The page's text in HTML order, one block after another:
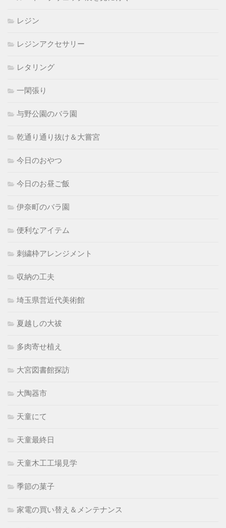
レジン
レジンアクセサリー
レタリング
一閑張り
与野公園のバラ園
乾通り通り抜け＆大嘗宮
今日のおやつ
今日のお昼ご飯
伊奈町のバラ園
便利なアイテム
刺繍枠アレンジメント
収納の工夫
埼玉県営近代美術館
夏越しの大祓
多肉寄せ植え
大宮図書館探訪
大陶器市
天童にて
天童最終日
天童木工工場見学
季節の菓子
家電の買い替え＆メンテナンス